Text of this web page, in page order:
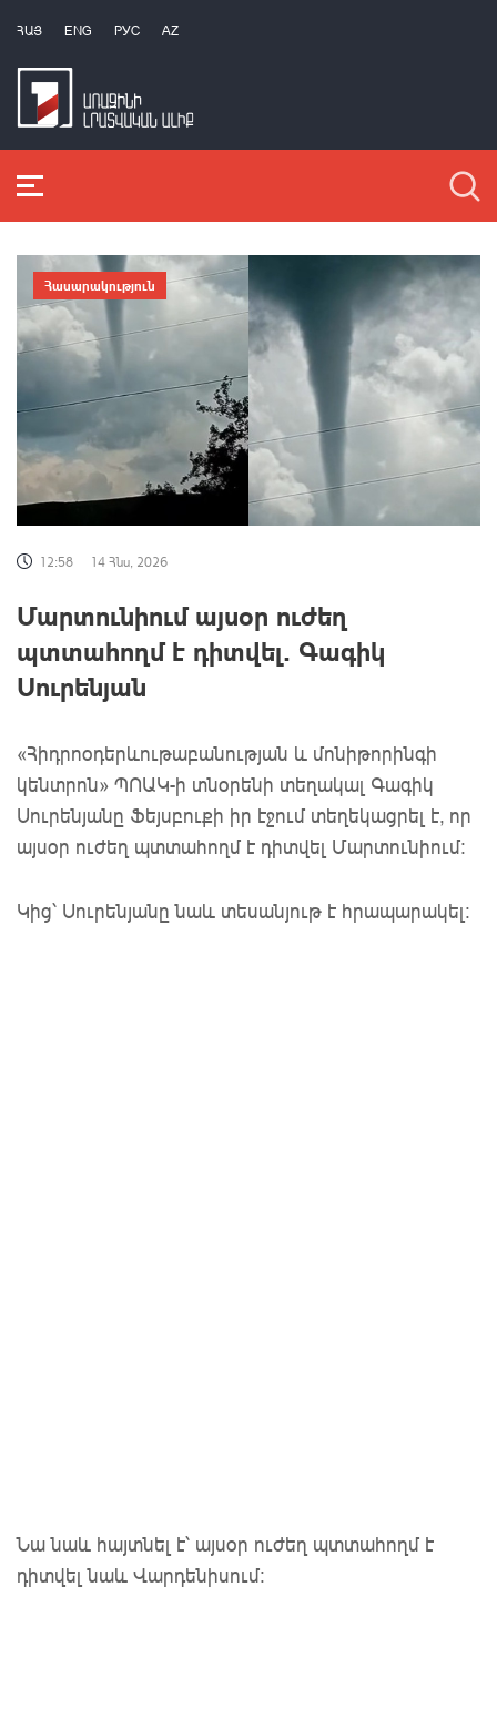
ՀԱՅ ENG РУС AZ
Հասարակություն
12:58 14 Հնս, 2026
Մարտունիում այսօր ուժեղ
պտտահողմ է դիտվել. Գագիկ
Սուրենյան
«Հիդրոօդերևութաբանության և մոնիթորինգի
կենտրոն» ՊՈԱԿ-ի տնօրենի տեղակալ Գագիկ
Սուրենյանը Ֆեյսբուքի իր էջում տեղեկացրել է, որ
այսօր ուժեղ պտտահողմ է դիտվել Մարտունիում:
Կից՝ Սուրենյանը նաև տեսանյութ է հրապարակել:
Նա նաև հայտնել է՝ այսօր ուժեղ պտտահողմ է
դիտվել նաև Վարդենիսում: